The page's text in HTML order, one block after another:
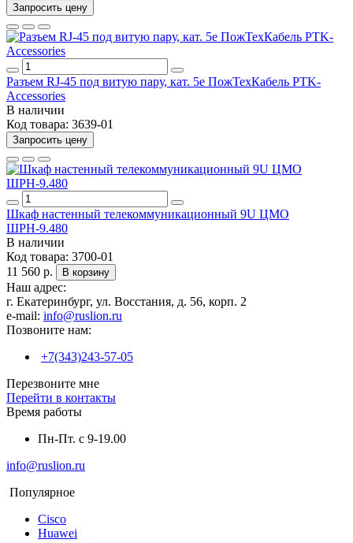
Запросить цену
Разъем RJ-45 под витую пару, кат. 5е ПожТехКабель PTK-
Accessories
В наличии
Код товара: 3639-01
Запросить цену
Шкаф настенный телекоммуникационный 9U ЦМО
ШРН-9.480
В наличии
Код товара: 3700-01
11 560 р.
В корзину
Наш адрес:
г. Екатеринбург, ул. Восстания, д. 56, корп. 2
e-mail: info@ruslion.ru
Позвоните нам:
+7(343)243-57-05
Перезвоните мне
Перейти в контакты
Время работы
Пн-Пт. с 9-19.00
info@ruslion.ru
Популярное
Cisco
Huawei